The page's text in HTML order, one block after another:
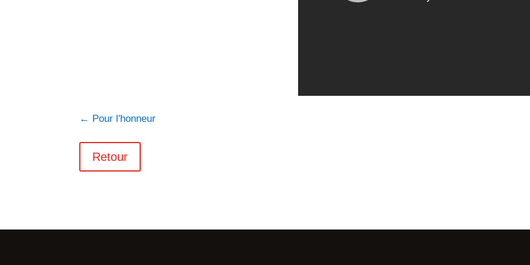
← Pour l'honneur
Retour